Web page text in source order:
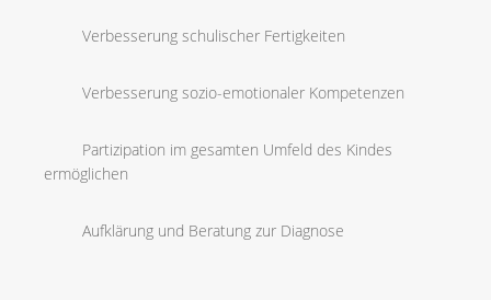
Verbesserung schulischer Fertigkeiten
Verbesserung sozio-emotionaler Kompetenzen
Partizipation im gesamten Umfeld des Kindes
ermöglichen
Aufklärung und Beratung zur Diagnose